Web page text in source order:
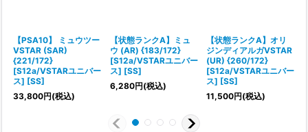
【PSA10】 ミュウツー
VSTAR (SAR)
{221/172}
[S12a/VSTARユニバー
ス] [SS]
33,800円(税込)
【状態ランクA】ミュ
ウ (AR) {183/172}
[S12a/VSTARユニバー
ス] [SS]
6,280円(税込)
【状態ランクA】オリ
ジンディアルガVSTAR
(UR) {260/172}
[S12a/VSTARユニバー
ス] [SS]
11,500円(税込)